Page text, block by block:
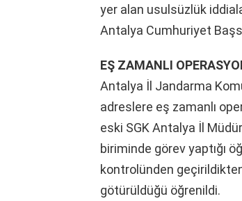
yer alan usulsüzlük
Antalya Cumhuriyet
EŞ ZAMANLI
Antalya İl Jandarma
adreslere eş zamanlı
eski SGK Antalya İl
biriminde görev yaptığı
kontrolünden
götürüldüğü öğrenildi.